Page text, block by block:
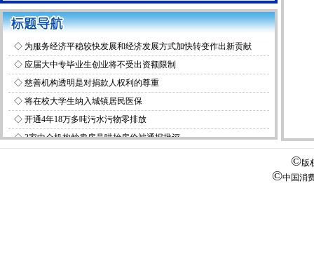
◇ 为服务经济平稳较快发展和经济发展方式加快转变作出新贡献
◇ 应届大中专毕业生创业将不受出资额限制
◇ 慈善机构透明是对捐款人权利的尊重
◇ 将在校大学生纳入城镇居民医保
◇ 开通4年18万多吨污水污物零排放
◇3家中介机构炒卖房号哄抬房价被通报批评
©版
©中国消